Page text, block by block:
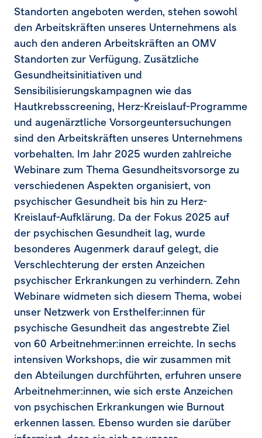
Standorten angeboten werden, stehen sowohl
den Arbeitskräften unseres Unternehmens als
auch den anderen Arbeitskräften an OMV
Standorten zur Verfügung. Zusätzliche
Gesundheitsinitiativen und
Sensibilisierungskampagnen wie das
Hautkrebsscreening, Herz-Kreislauf-Programme
und augenärztliche Vorsorgeuntersuchungen
sind den Arbeitskräften unseres Unternehmens
vorbehalten. Im Jahr 2025 wurden zahlreiche
Webinare zum Thema Gesundheitsvorsorge zu
verschiedenen Aspekten organisiert, von
psychischer Gesundheit bis hin zu Herz-
Kreislauf-Aufklärung. Da der Fokus 2025 auf
der psychischen Gesundheit lag, wurde
besonderes Augenmerk darauf gelegt, die
Verschlechterung der ersten Anzeichen
psychischer Erkrankungen zu verhindern. Zehn
Webinare widmeten sich diesem Thema, wobei
unser Netzwerk von Ersthelfer:innen für
psychische Gesundheit das angestrebte Ziel
von 60 Arbeitnehmer:innen erreichte. In sechs
intensiven Workshops, die wir zusammen mit
den Abteilungen durchführten, erfuhren unsere
Arbeitnehmer:innen, wie sich erste Anzeichen
von psychischen Erkrankungen wie Burnout
erkennen lassen. Ebenso wurden sie darüber